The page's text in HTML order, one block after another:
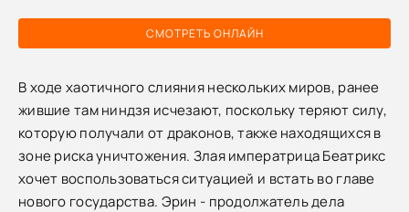
СМОТРЕТЬ ОНЛАЙН
В ходе хаотичного слияния нескольких миров, ранее
жившие там ниндзя исчезают, поскольку теряют силу,
которую получали от драконов, также находящихся в
зоне риска уничтожения. Злая императрица Беатрикс
хочет воспользоваться ситуацией и встать во главе
нового государства. Эрин - продолжатель дела